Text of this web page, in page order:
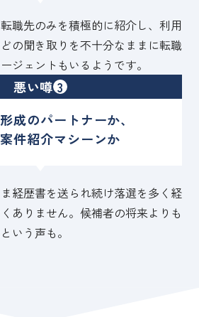
職先のみを積極的に紹介し、利用
の聞き取りを不十分なままに転職
ジェントもいるようです。
悪い噂 3
成のパートナーか、
件紹介マシーンか
経歴書を送られ続け落選を多く経
ありません。候補者の将来よりも
いう声も。